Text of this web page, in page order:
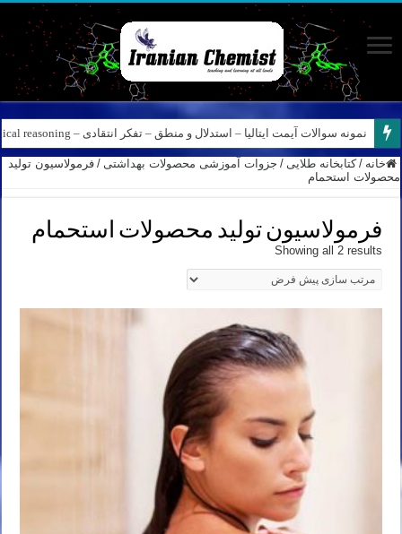
نمونه سوالات آیمت ایتالیا – استدلال و منطق – تفکر انتقادی – Logical reasoning – پارت ۸
کانال آیمت ایتالیا در نرم افزار بله – کانال شیمی آیمت استاد نباتی
خانه / کتابخانه طلایی / جزوات آموزشی محصولات بهداشتی / فرمولاسیون تولید
محصولات استحمام
فرمولاسیون تولید محصولات استحمام
Showing all 2 results